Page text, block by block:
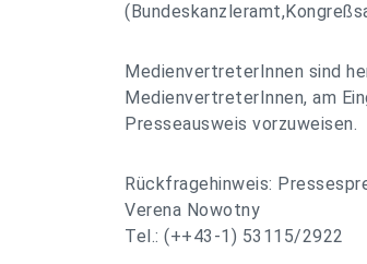
MedienvertreterInnen sind
MedienvertreterInnen, am
Presseausweis vorzuweisen.
Rückfragehinweis:
Verena Nowotny
Tel.: (++43-1) 53115/2922